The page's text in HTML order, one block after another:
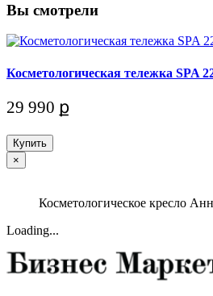
Вы смотрели
Косметологическая тележка SPA
29 990 ք
Купить
×
Косметологическое кресло
Loading...